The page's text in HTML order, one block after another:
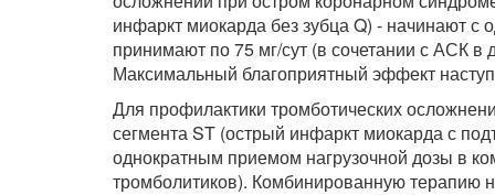
инфаркт миокарда без зубца Q) - начинают с
принимают по 75 мг/сут (в сочетании с АСК в
Максимальный благоприятный эффект
Для профилактики тромботических
сегмента ST (острый инфаркт миокарда с
однократным приемом нагрузочной дозы в
тромболитиков). Комбинированную терапию